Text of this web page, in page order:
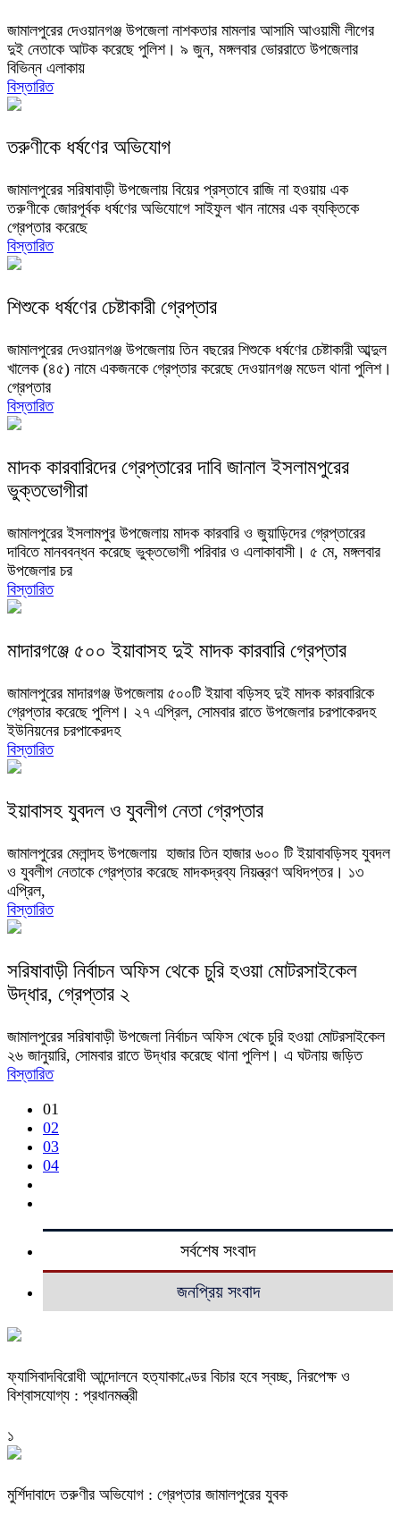
জামালপুরের দেওয়ানগঞ্জ উপজেলা নাশকতার মামলার আসামি আওয়ামী লীগের
দুই নেতাকে আটক করেছে পুলিশ। ৯ জুন, মঙ্গলবার ভোররাতে উপজেলার
বিভিন্ন এলাকায়
বিস্তারিত
তরুণীকে ধর্ষণের অভিযোগ
জামালপুরের সরিষাবাড়ী উপজেলায় বিয়ের প্রস্তাবে রাজি না হওয়ায় এক
তরুণীকে জোরপূর্বক ধর্ষণের অভিযোগে সাইফুল খান নামের এক ব্যক্তিকে
গ্রেপ্তার করেছে
বিস্তারিত
শিশুকে ধর্ষণের চেষ্টাকারী গ্রেপ্তার
জামালপুরের দেওয়ানগঞ্জ উপজেলায় তিন বছরের শিশুকে ধর্ষণের চেষ্টাকারী আব্দুল
খালেক (৪৫) নামে একজনকে গ্রেপ্তার করেছে দেওয়ানগঞ্জ মডেল থানা পুলিশ।
গ্রেপ্তার
বিস্তারিত
মাদক কারবারিদের গ্রেপ্তারের দাবি জানাল ইসলামপুরের
ভুক্তভোগীরা
জামালপুরের ইসলামপুর উপজেলায় মাদক কারবারি ও জুয়াড়িদের গ্রেপ্তারের
দাবিতে মানববন্ধন করেছে ভুক্তভোগী পরিবার ও এলাকাবাসী। ৫ মে, মঙ্গলবার
উপজেলার চর
বিস্তারিত
মাদারগঞ্জে ৫০০ ইয়াবাসহ দুই মাদক কারবারি গ্রেপ্তার
জামালপুরের মাদারগঞ্জ উপজেলায় ৫০০টি ইয়াবা বড়িসহ দুই মাদক কারবারিকে
গ্রেপ্তার করেছে পুলিশ। ২৭ এপ্রিল, সোমবার রাতে উপজেলার চরপাকেরদহ
ইউনিয়নের চরপাকেরদহ
বিস্তারিত
ইয়াবাসহ যুবদল ও যুবলীগ নেতা গ্রেপ্তার
জামালপুরের মেলান্দহ উপজেলায় হাজার তিন হাজার ৬০০ টি ইয়াবাবড়িসহ যুবদল
ও যুবলীগ নেতাকে গ্রেপ্তার করেছে মাদকদ্রব্য নিয়ন্ত্রণ অধিদপ্তর। ১৩
এপ্রিল,
বিস্তারিত
সরিষাবাড়ী নির্বাচন অফিস থেকে চুরি হওয়া মোটরসাইকেল
উদ্ধার, গ্রেপ্তার ২
জামালপুরের সরিষাবাড়ী উপজেলা নির্বাচন অফিস থেকে চুরি হওয়া মোটরসাইকেল
২৬ জানুয়ারি, সোমবার রাতে উদ্ধার করেছে থানা পুলিশ। এ ঘটনায় জড়িত
বিস্তারিত
01
02
03
04
সর্বশেষ সংবাদ
জনপ্রিয় সংবাদ
ফ্যাসিবাদবিরোধী আন্দোলনে হত্যাকাণ্ডের বিচার হবে স্বচ্ছ, নিরপেক্ষ ও
বিশ্বাসযোগ্য : প্রধানমন্ত্রী
১
মুর্শিদাবাদে তরুণীর অভিযোগ : গ্রেপ্তার জামালপুরের যুবক